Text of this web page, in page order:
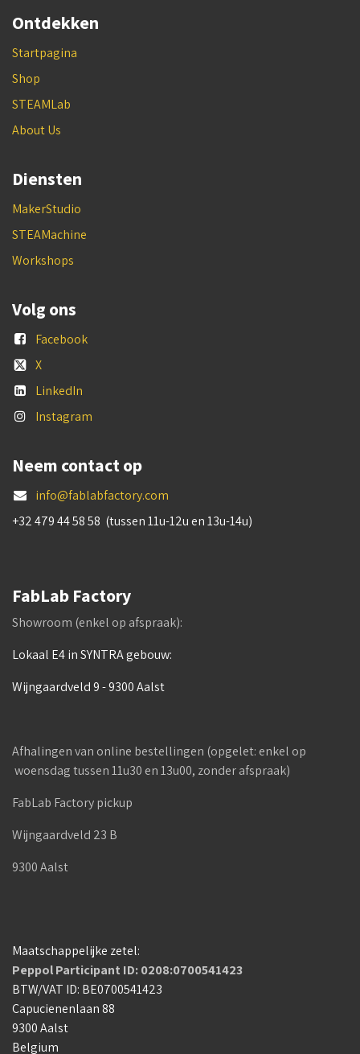
Ontdekken
Startpagina
Shop
STEAMLab
About Us
Diensten
MakerStudio
STEAMachine
Workshops
Volg ons
Facebook
X
LinkedIn
Instagram
Neem contact op
info@fablabfactory.com
+32 479 44 58 58 (tussen 11u-12u en 13u-14u)
FabLab Factory
Showroom (enkel op afspraak):
Lokaal E4 in SYNTRA gebouw:
Wijngaardveld 9 - 9300 Aalst
Afhalingen van online bestellingen (opgelet: enkel op
woensdag tussen 11u30 en 13u00, zonder afspraak)
FabLab Factory pickup
Wijngaardveld 23 B
9300 Aalst
Maatschappelijke zetel:
Peppol Participant ID: 0208:0700541423
BTW/VAT ID: BE0700541423
Capucienenlaan 88
9300 Aalst
Belgium